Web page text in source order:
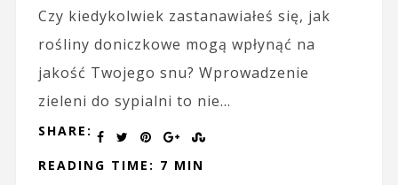
Czy kiedykolwiek zastanawiałeś się, jak
rośliny doniczkowe mogą wpłynąć na
jakość Twojego snu? Wprowadzenie
zieleni do sypialni to nie...
SHARE:
READING TIME: 7 MIN